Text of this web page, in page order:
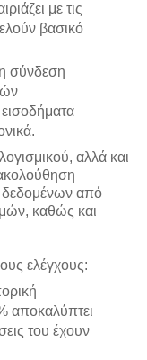
με τις
βασικό
σύνδεση
αλλά και
δεδομένων από
καθώς και
ελέγχους:
αποκαλύπτει
του έχουν